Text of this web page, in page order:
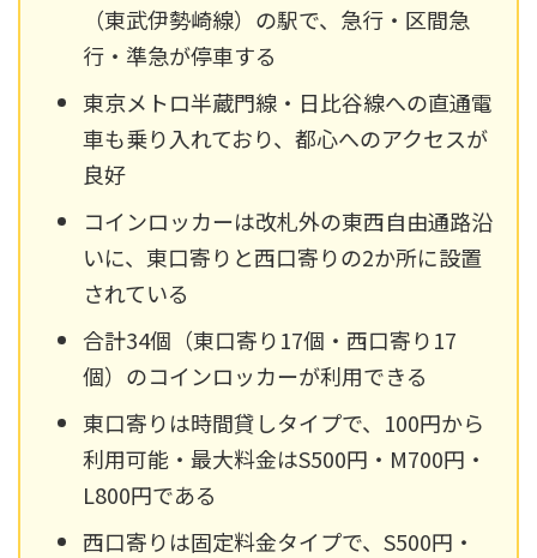
（東武伊勢崎線）の駅で、急行・区間急
行・準急が停車する
東京メトロ半蔵門線・日比谷線への直通電
車も乗り入れており、都心へのアクセスが
良好
コインロッカーは改札外の東西自由通路沿
いに、東口寄りと西口寄りの2か所に設置
されている
合計34個（東口寄り17個・西口寄り17
個）のコインロッカーが利用できる
東口寄りは時間貸しタイプで、100円から
利用可能・最大料金はS500円・M700円・
L800円である
西口寄りは固定料金タイプで、S500円・